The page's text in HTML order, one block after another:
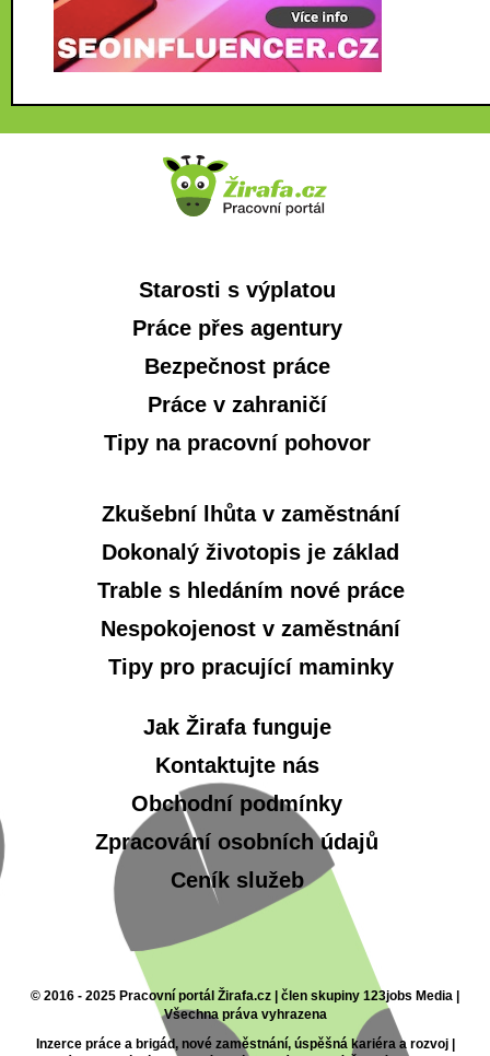
Starosti s výplatou
Práce přes agentury
Bezpečnost práce
Práce v zahraničí
Tipy na pracovní pohovor
Zkušební lhůta v zaměstnání
Dokonalý životopis je základ
Trable s hledáním nové práce
Nespokojenost v zaměstnání
Tipy pro pracující maminky
Jak Žirafa funguje
Kontaktujte nás
Obchodní podmínky
Zpracování osobních údajů
Ceník služeb
© 2016 - 2025 Pracovní portál Žirafa.cz | člen skupiny 123jobs Media |
Všechna práva vyhrazena
Inzerce práce a brigád, nové zaměstnání, úspěšná kariéra a rozvoj |